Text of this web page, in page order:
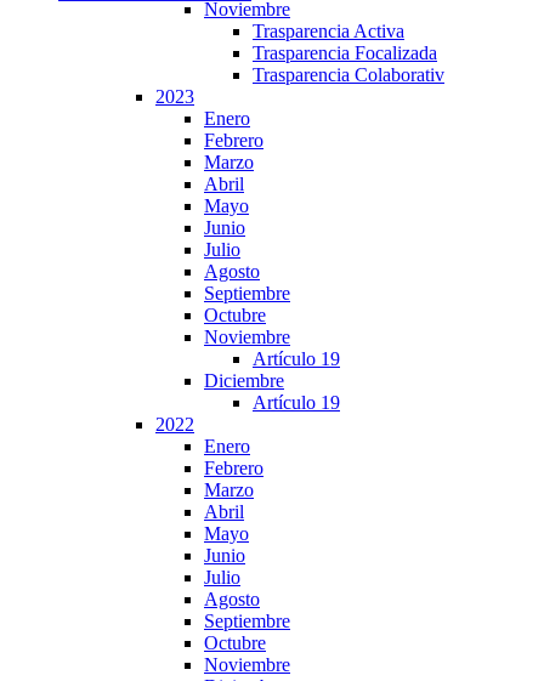
Noviembre
Trasparencia Activa
Trasparencia Focalizada
Trasparencia Colaborativ
2023
Enero
Febrero
Marzo
Abril
Mayo
Junio
Julio
Agosto
Septiembre
Octubre
Noviembre
Artículo 19
Diciembre
Artículo 19
2022
Enero
Febrero
Marzo
Abril
Mayo
Junio
Julio
Agosto
Septiembre
Octubre
Noviembre